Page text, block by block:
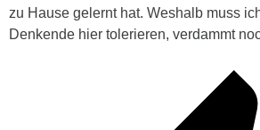
zu Hause gelernt hat. Weshalb muss
Denkende hier tolerieren, verdammt